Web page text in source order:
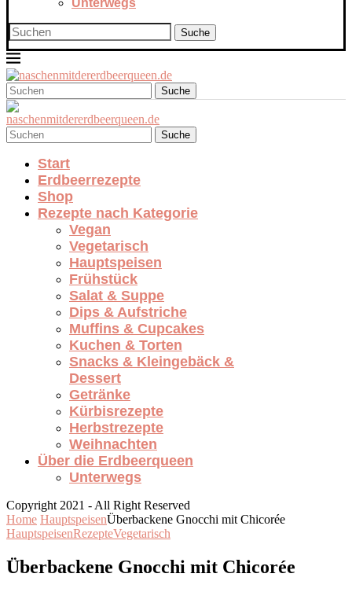
Unterwegs
Suche
Suche
Suche
Start
Erdbeerrezepte
Shop
Rezepte nach Kategorie
Vegan
Vegetarisch
Hauptspeisen
Frühstück
Salat & Suppe
Dips & Aufstriche
Muffins & Cupcakes
Kuchen & Torten
Snacks & Kleingebäck &
Dessert
Getränke
Kürbisrezepte
Herbstrezepte
Weihnachten
Über die Erdbeerqueen
Unterwegs
Copyright 2021 - All Right Reserved
Home HauptspeisenÜberbackene Gnocchi mit Chicorée
HauptspeisenRezepteVegetarisch
Überbackene Gnocchi mit Chicorée